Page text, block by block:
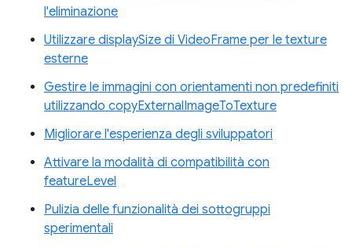
l'eliminazione
Utilizzare displaySize di VideoFrame per le texture
esterne
Gestire le immagini con orientamenti non predefiniti
utilizzando copyExternalImageToTexture
Migliorare l'esperienza degli sviluppatori
Attivare la modalità di compatibilità con
featureLevel
Pulizia delle funzionalità dei sottogruppi
sperimentali